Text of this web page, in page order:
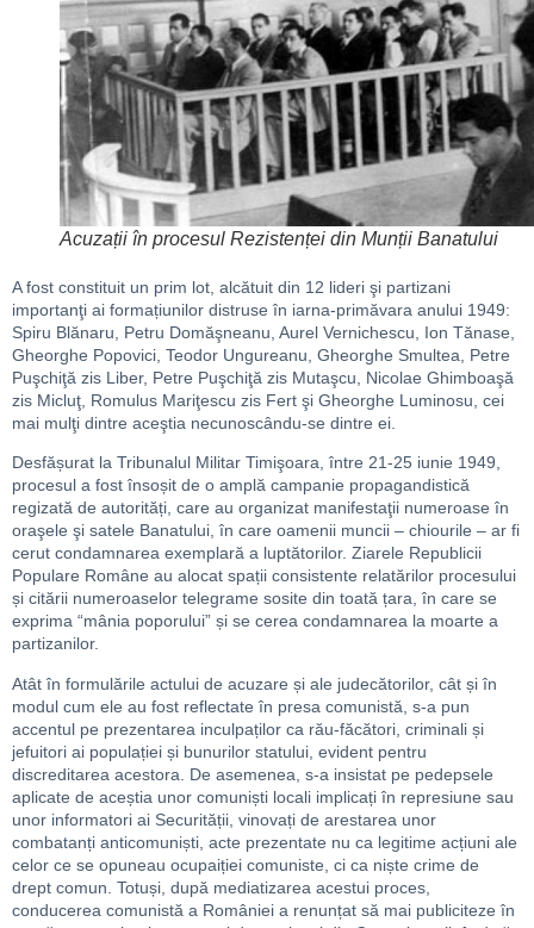
Acuzații în procesul Rezistenței din Munții Banatului
A fost constituit un prim lot, alcătuit din 12 lideri şi partizani
importanţi ai formațiunilor distruse în iarna-primăvara anului 1949:
Spiru Blănaru, Petru Domăşneanu, Aurel Vernichescu, Ion Tănase,
Gheorghe Popovici, Teodor Ungureanu, Gheorghe Smultea, Petre
Puşchiţă zis Liber, Petre Puşchiţă zis Mutaşcu, Nicolae Ghimboaşă
zis Micluţ, Romulus Mariţescu zis Fert şi Gheorghe Luminosu, cei
mai mulţi dintre aceştia necunoscându-se dintre ei.
Desfășurat la Tribunalul Militar Timişoara, între 21-25 iunie 1949,
procesul a fost însoșit de o amplă campanie propagandistică
regizată de autorități, care au organizat manifestaţii numeroase în
oraşele şi satele Banatului, în care oamenii muncii – chiourile – ar fi
cerut condamnarea exemplară a luptătorilor. Ziarele Republicii
Populare Române au alocat spații consistente relatărilor procesului
și citării numeroaselor telegrame sosite din toată țara, în care se
exprima “mânia poporului” și se cerea condamnarea la moarte a
partizanilor.
Atât în formulările actului de acuzare și ale judecătorilor, cât și în
modul cum ele au fost reflectate în presa comunistă, s-a pun
accentul pe prezentarea inculpaților ca rău-făcători, criminali și
jefuitori ai populației și bunurilor statului, evident pentru
discreditarea acestora. De asemenea, s-a insistat pe pedepsele
aplicate de aceștia unor comuniști locali implicați în represiune sau
unor informatori ai Securității, vinovați de arestarea unor
combatanți anticomuniști, acte prezentate nu ca legitime acțiuni ale
celor ce se opuneau ocupaiției comuniste, ci ca niște crime de
drept comun. Totuși, după mediatizarea acestui proces,
conducerea comunistă a României a renunțat să mai publiciteze în